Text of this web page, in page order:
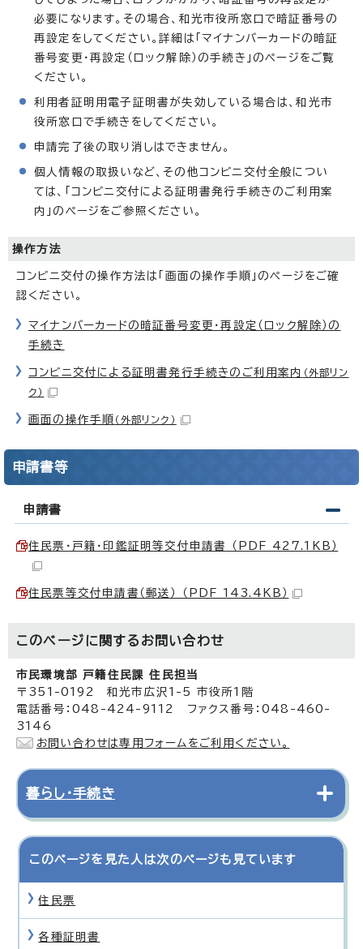
必要になります。その場合、和光市役所窓口で暗証番号の
再設定をしてください。詳細は「マイナンバーカードの暗証
番号変更・再設定（ロック解除）の手続き」のページをご覧
ください。
利用者証明用電子証明書が失効している場合は、和光市
役所窓口で手続きをしてください。
申請完了後の取り消しはできません。
個人情報の取扱いなど、その他コンビニ交付全般につい
ては、「コンビニ交付による証明書発行手続きのご利用案
内」のページをご参照ください。
操作方法
コンビニ交付の操作方法は「画面の操作手順」のページをご確
認ください。
マイナンバーカードの暗証番号変更・再設定（ロック解除）の
手続き
コンビニ交付による証明書発行手続きのご利用案内 （外部リン
ク）
画面の操作手順 （外部リンク）
申請書等
申請書
住民票・戸籍・印鑑証明等交付申請書 （PDF 427.1KB）
住民票等交付申請書（郵送） （PDF 143.4KB）
このページに関する お問い合わせ
市民環境部 戸籍住民課 住民担当
〒351-0192 和光市広沢1-5 市役所1階
電話番号：048-424-9112 ファクス番号：048-460-
3146
お問い合わせは専用フォームをご利用ください。
暮らし・手続き
このページを見た人は次のページも見ています
住民票
各種証明書